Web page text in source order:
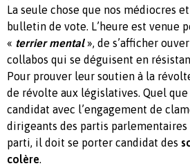
La seule chose que nos médiocres
bulletin de vote. L’heure est venue
« terrier mental», de s’afficher
collabos qui se déguisent en
Pour prouver leur soutien à la
de révolte aux législatives. Quel
candidat avec l’engagement de
dirigeants des partis parlementaires
parti, il doit se porter candidat des
colère.